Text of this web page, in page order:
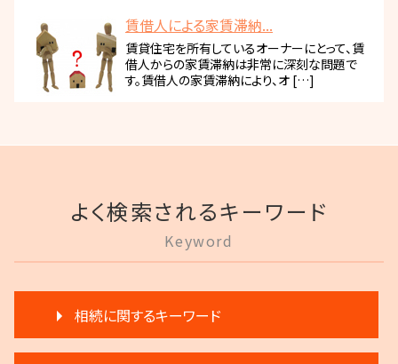
賃借人による家賃滞納...
賃貸住宅を所有しているオーナーにとって、賃
借人からの家賃滞納は非常に深刻な問題で
す。賃借人の家賃滞納により、オ […]
よく検索されるキーワード
Keyword
相続に関するキーワード